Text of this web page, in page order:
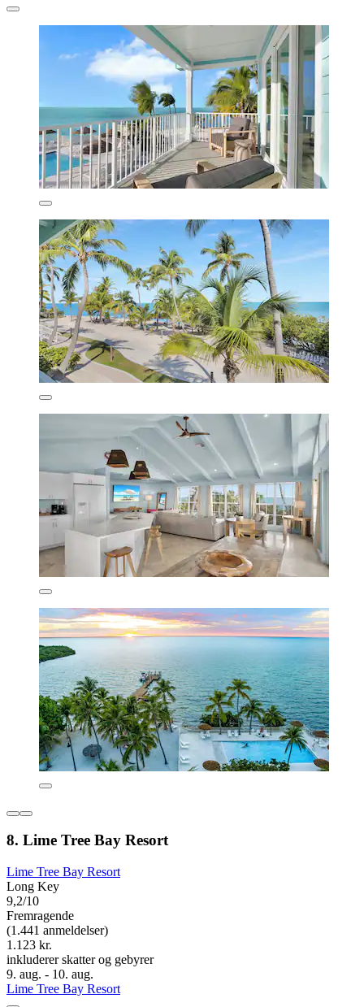
8. Lime Tree Bay Resort
Lime Tree Bay Resort
Long Key
9,2/10
Fremragende
(1.441 anmeldelser)
1.123 kr.
inkluderer skatter og gebyrer
9. aug. - 10. aug.
Lime Tree Bay Resort